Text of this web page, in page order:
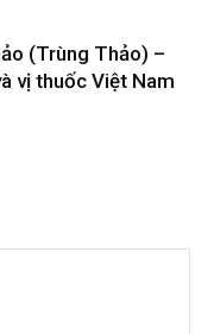
(Trùng Thảo) –
vị thuốc Việt Nam